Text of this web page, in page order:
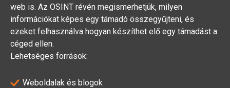
web is. Az OSINT révén megismerhetjük, milyen
információkat képes egy támadó összegyűjteni, és
ezeket felhasználva hogyan készíthet elő egy támadást a
céged ellen.
Lehetséges források:
Weboldalak és blogok